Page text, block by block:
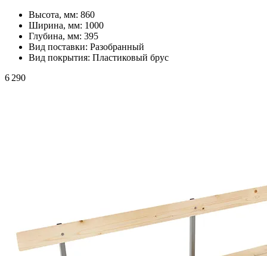
Высота, мм: 860
Ширина, мм: 1000
Глубина, мм: 395
Вид поставки: Разобранный
Вид покрытия: Пластиковый брус
6 290